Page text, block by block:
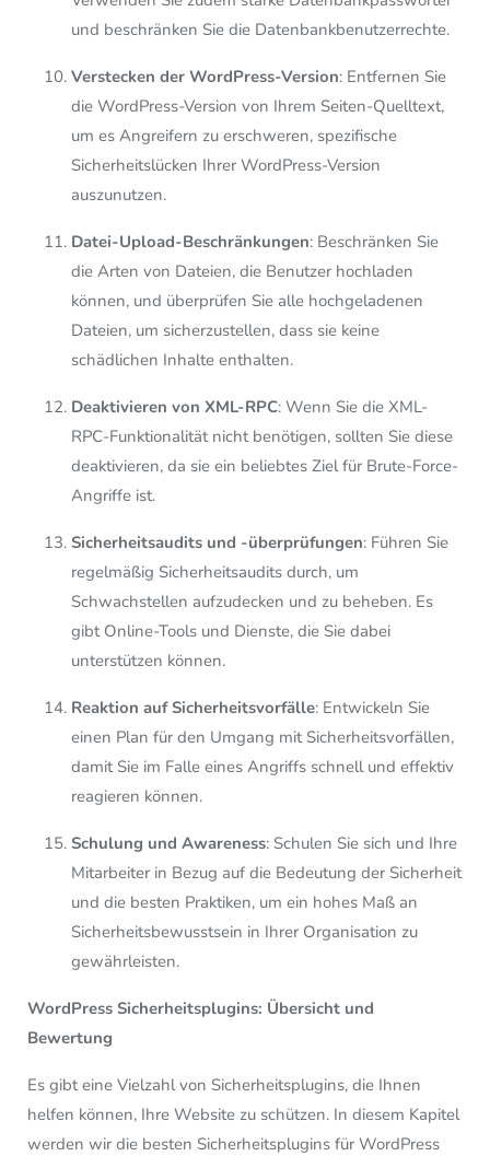
und beschränken Sie die Datenbankbenutzerrechte.
Verstecken der WordPress-Version: Entfernen Sie
die WordPress-Version von Ihrem Seiten-Quelltext,
um es Angreifern zu erschweren, spezifische
Sicherheitslücken Ihrer WordPress-Version
auszunutzen.
Datei-Upload-Beschränkungen: Beschränken Sie
die Arten von Dateien, die Benutzer hochladen
können, und überprüfen Sie alle hochgeladenen
Dateien, um sicherzustellen, dass sie keine
schädlichen Inhalte enthalten.
Deaktivieren von XML-RPC: Wenn Sie die XML-
RPC-Funktionalität nicht benötigen, sollten Sie diese
deaktivieren, da sie ein beliebtes Ziel für Brute-Force-
Angriffe ist.
Sicherheitsaudits und -überprüfungen: Führen Sie
regelmäßig Sicherheitsaudits durch, um
Schwachstellen aufzudecken und zu beheben. Es
gibt Online-Tools und Dienste, die Sie dabei
unterstützen können.
Reaktion auf Sicherheitsvorfälle: Entwickeln Sie
einen Plan für den Umgang mit Sicherheitsvorfällen,
damit Sie im Falle eines Angriffs schnell und effektiv
reagieren können.
Schulung und Awareness: Schulen Sie sich und Ihre
Mitarbeiter in Bezug auf die Bedeutung der Sicherheit
und die besten Praktiken, um ein hohes Maß an
Sicherheitsbewusstsein in Ihrer Organisation zu
gewährleisten.
WordPress Sicherheitsplugins: Übersicht und
Bewertung
Es gibt eine Vielzahl von Sicherheitsplugins, die Ihnen
helfen können, Ihre Website zu schützen. In diesem Kapitel
werden wir die besten Sicherheitsplugins für WordPress